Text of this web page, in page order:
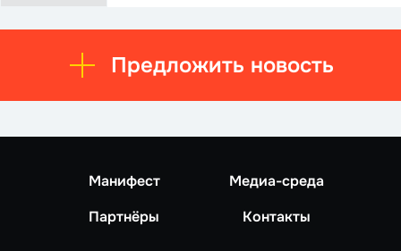
Предложить новость
Манифест
Медиа-среда
Партнёры
Контакты